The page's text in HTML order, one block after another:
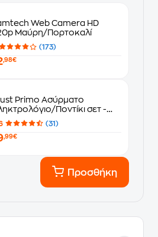
Web Camera HD
Μαύρη/Πορτοκαλί
(173)
,98€
Primo Ασύρματο
Ποντίκι σετ -
(GR)
(31)
,99€
Προσθήκη